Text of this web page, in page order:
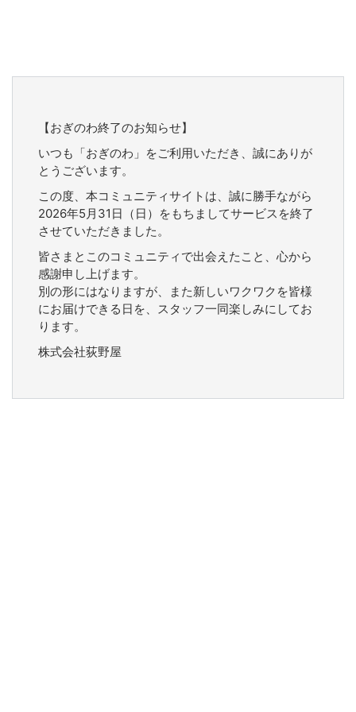
【おぎのわ終了のお知らせ】
いつも「おぎのわ」をご利用いただき、誠にありが
とうございます。
この度、本コミュニティサイトは、誠に勝手ながら
2026年5月31日（日）をもちましてサービスを終了
させていただきました。
皆さまとこのコミュニティで出会えたこと、心から
感謝申し上げます。
別の形にはなりますが、また新しいワクワクを皆様
にお届けできる日を、スタッフ一同楽しみにしてお
ります。
株式会社荻野屋